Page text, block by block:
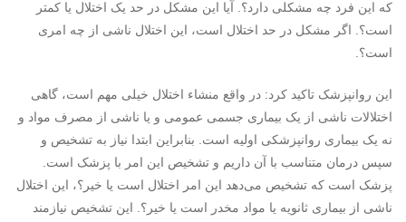
که این فرد چه مشکلی دارد؟. آیا این مشکل در حد یک اختلال یا کمتر
است؟. اگر مشکل در حد اختلال است، این اختلال ناشی از چه امری
است؟.
این روانپزشک تاکید کرد: در واقع منشاء اختلال خیلی مهم است، گاهی
اختلالات ناشی از یک بیماری جسمی عمومی و یا ناشی از مصرف مواد و
نه یک بیماری روانپزشکی اولیه است. بنابراین ابتدا نیاز به تشخیص و
سپس درمان متناسب با آن داریم و تشخیص این امر با پزشک است.
پزشک است که تشخیص می‌دهد این امر اختلال است یا خیر؟، این اختلال
ناشی از بیماری ثانویه یا مواد مخدر است یا خیر؟. این تشخیص نیازمند